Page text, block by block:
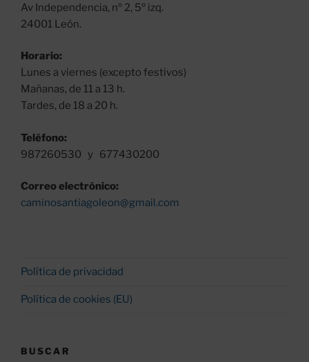
Av Independencia, nº 2, 5º izq.
24001 León.
Horario:
Lunes a viernes (excepto festivos)
Mañanas, de 11 a 13 h.
Tardes, de 18 a 20 h.
Teléfono:
987260530 y 677430200
Correo electrónico:
caminosantiagoleon@gmail.com
Política de privacidad
Política de cookies (EU)
BUSCAR